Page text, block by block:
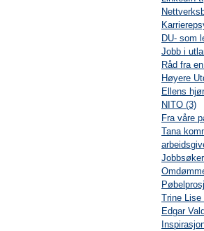
DU- som
Jobb i
Råd fra
Høyere
Ellens
NITO (3)
Fra våre
Tana
Trine Lise
Edgar